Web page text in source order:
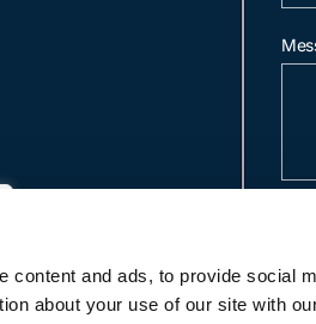
content and ads, to provide social
about your use of our site with